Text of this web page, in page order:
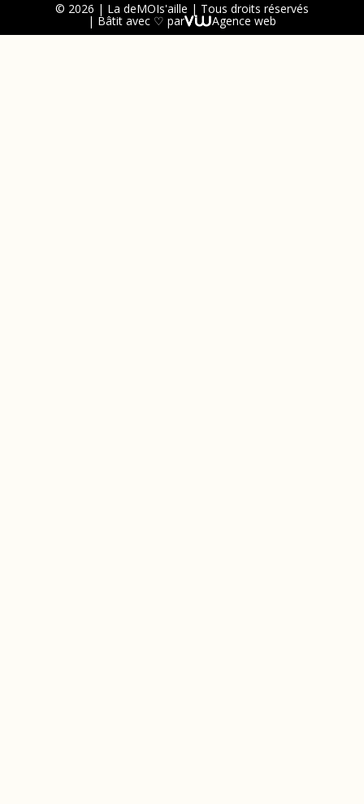
© 2026 | La deMOIs'aille | Tous droits réservés
| Bâtit avec ♡ par Agence web